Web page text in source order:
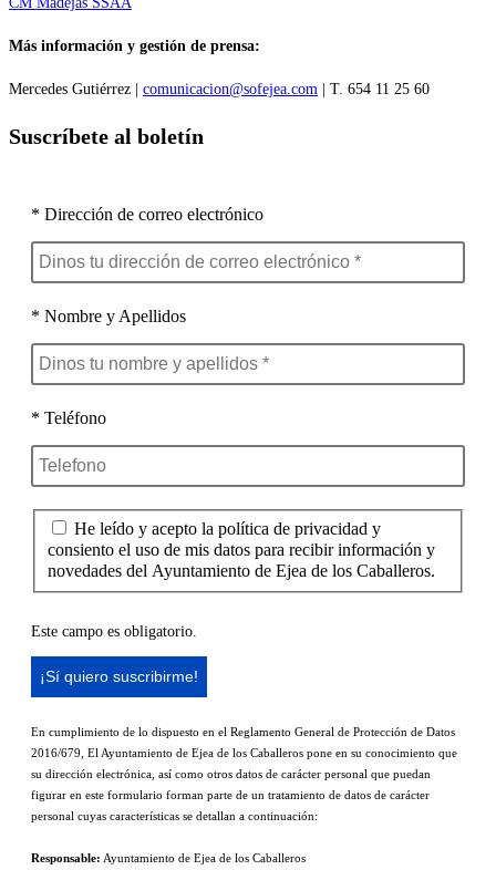
Más información y gestión de prensa:
Mercedes Gutiérrez | comunicacion@sofejea.com | T. 654 11 25 60
Suscríbete al boletín
* Dirección de correo electrónico
* Nombre y Apellidos
* Teléfono
He leído y acepto la política de privacidad y
consiento el uso de mis datos para recibir información y
novedades del Ayuntamiento de Ejea de los Caballeros.
Este campo es obligatorio.
En cumplimiento de lo dispuesto en el Reglamento General de Protección de Datos
2016/679, El Ayuntamiento de Ejea de los Caballeros pone en su conocimiento que
su dirección electrónica, así como otros datos de carácter personal que puedan
figurar en este formulario forman parte de un tratamiento de datos de carácter
personal cuyas características se detallan a continuación:
Responsable: Ayuntamiento de Ejea de los Caballeros